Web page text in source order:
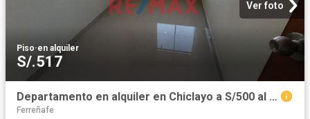
Ver foto
Piso·en alquiler
S/.517
Departamento en alquiler en Chiclayo a S/500 al mes
Ferreñafe